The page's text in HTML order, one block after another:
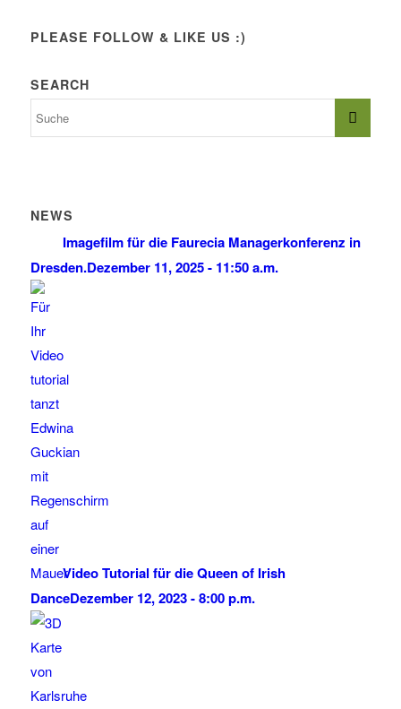
PLEASE FOLLOW & LIKE US :)
SEARCH
NEWS
Imagefilm für die Faurecia Managerkonferenz in
Dresden.Dezember 11, 2025 - 11:50 a.m.
Video Tutorial für die Queen of Irish
DanceDezember 12, 2023 - 8:00 p.m.